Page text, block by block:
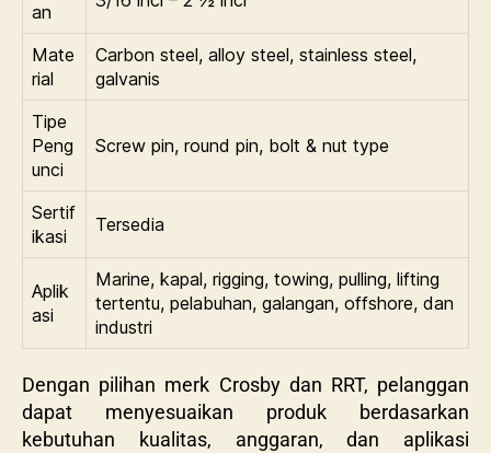
an
Mate
rial
Carbon steel, alloy steel, stainless steel,
galvanis
Tipe
Peng
unci
Screw pin, round pin, bolt & nut type
Sertif
ikasi
Tersedia
Aplik
asi
Marine, kapal, rigging, towing, pulling, lifting
tertentu, pelabuhan, galangan, offshore, dan
industri
Dengan pilihan merk Crosby dan RRT, pelanggan
dapat menyesuaikan produk berdasarkan
kebutuhan kualitas, anggaran, dan aplikasi